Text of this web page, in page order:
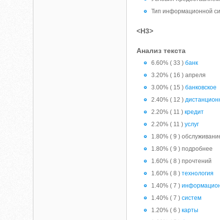
Тип информационной
<H3>
Анализ текста
6.60% ( 33 )банк
3.20% ( 16 ) апреля
3.00% ( 15 )банковское
2.40% ( 12 )
2.20% ( 11 )кредит
2.20% ( 11 )услуг
1.80% ( 9 )
1.80% ( 9 ) подробнее
1.60% ( 8 ) прочтений
1.60% ( 8 )технология
1.40% ( 7 )
1.40% ( 7 )систем
1.20% ( 6 )карты